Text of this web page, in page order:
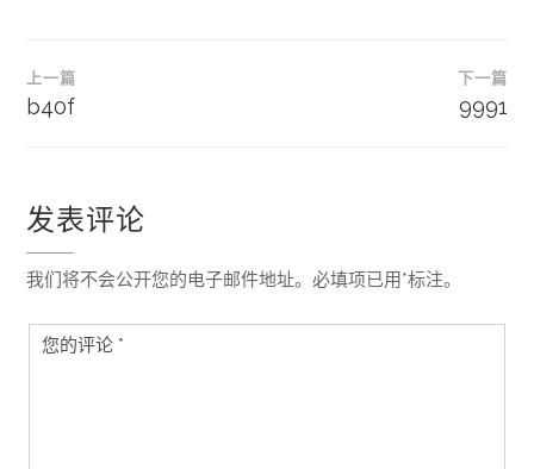
文
章
航
上一篇
b40f
下一篇
9991
发表评论
我们将不会公开您的电子邮件地址。必填项已用*标注。